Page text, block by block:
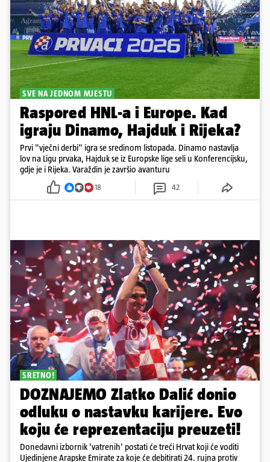
SVE NA JEDNOM MJESTU
Raspored HNL-a i Europe. Kad
igraju Dinamo, Hajduk i Rijeka?
Prvi "vječni derbi" igra se sredinom listopada. Dinamo nastavlja
lov na Ligu prvaka, Hajduk se iz Europske lige seli u Konferencijsku,
gdje je i Rijeka. Varaždin je završio avanturu
18 42
SRETNO!
DOZNAJEMO Zlatko Dalić donio
odluku o nastavku karijere. Evo
koju će reprezentaciju preuzeti!
Donedavni izbornik 'vatrenih' postati će treći Hrvat koji će voditi
Ujedinjene Arapske Emirate za koje će debitirati 24. rujna protiv